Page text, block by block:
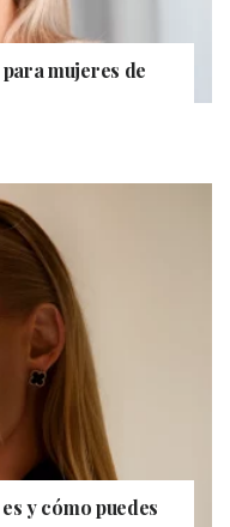
mujeres de
y cómo puedes